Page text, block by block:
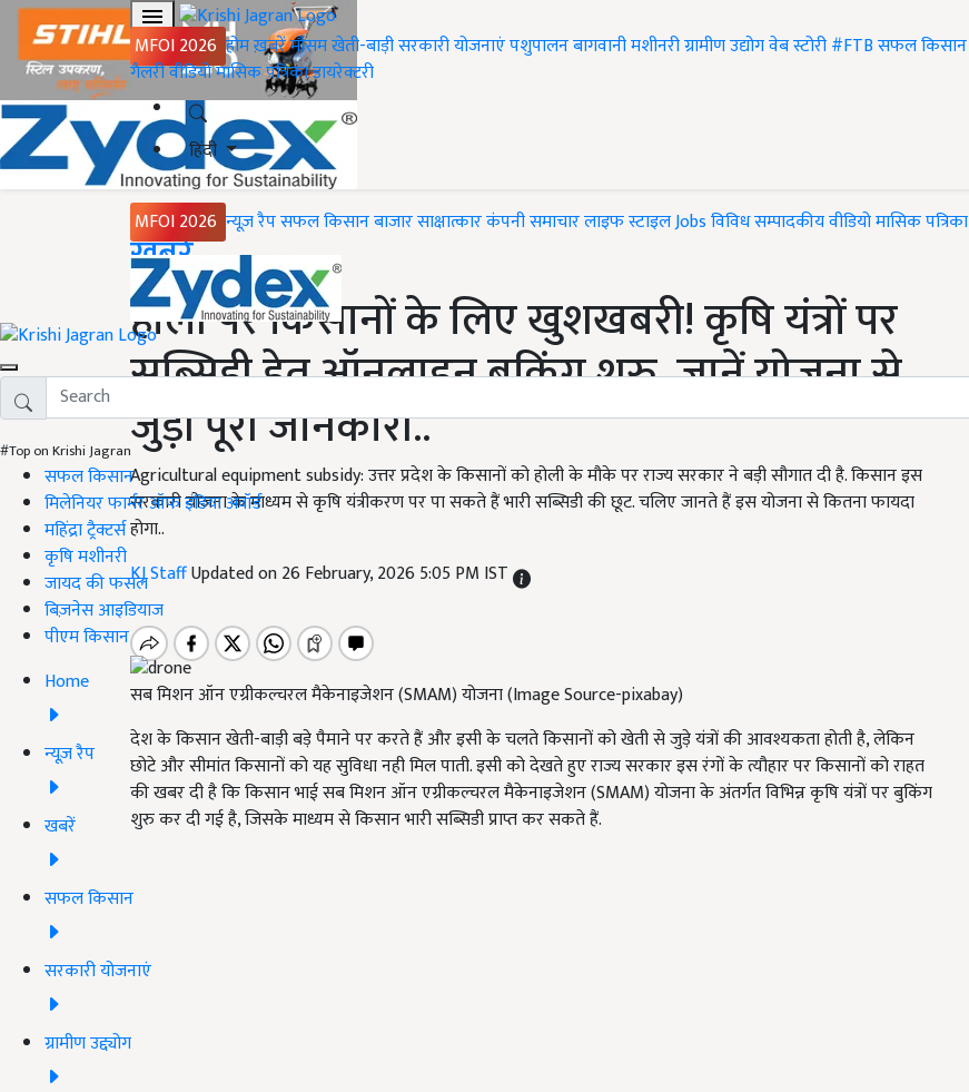
MFOI 2026 होमख़बरेंमौसमखेती-बाड़ीसरकारी योजनाएंपशुपालनबागवानीमशीनरीग्रामीण उद्योगवेब स्टोरी#FTBसफल किसान
गैलरीवीडियोमासिक पत्रिकाडायरेक्टरी
हिंदी
MFOI 2026 न्यूज़ रैपसफल किसानबाजारसाक्षात्कारकंपनी समाचारलाइफ स्टाइलJobsविविधसम्पादकीयवीडियोमासिक पत्रिका
#Top on Krishi Jagran
सफल किसान
मिलेनियर फार्मर ऑफ इंडिया अवॉर्ड
महिंद्रा ट्रैक्टर्स
कृषि मशीनरी
जायद की फसल
बिज़नेस आइडियाज
पीएम किसान
Home
न्यूज़ रैप
खबरें
सफल किसान
सरकारी योजनाएं
ग्रामीण उद्द्योग
Home
ख़बरें
होली पर किसानों के लिए खुशखबरी! कृषि यंत्रों पर
सब्सिडी हेतु ऑनलाइन बुकिंग शुरु, जानें योजना से
जुड़ी पूरी जानकारी..
Agricultural equipment subsidy: उत्तर प्रदेश के किसानों को होली के मौके पर राज्य सरकार ने बड़ी सौगात दी है. किसान इस
सरकारी योजना के माध्यम से कृषि यंत्रीकरण पर पा सकते हैं भारी सब्सिडी की छूट. चलिए जानते हैं इस योजना से कितना फायदा
होगा..
KJ StaffUpdated on 26 February, 2026 5:05 PM IST
सब मिशन ऑन एग्रीकल्चरल मैकेनाइजेशन (SMAM) योजना (Image Source-pixabay)
देश के किसान खेती-बाड़ी बड़े पैमाने पर करते हैं और इसी के चलते किसानों को खेती से जुड़े यंत्रों की आवश्यकता होती है, लेकिन
छोटे और सीमांत किसानों को यह सुविधा नही मिल पाती. इसी को देखते हुए राज्य सरकार इस रंगों के त्यौहार पर किसानों को राहत
की खबर दी है कि किसान भाई सब मिशन ऑन एग्रीकल्चरल मैकेनाइजेशन (SMAM) योजना के अंतर्गत विभिन्न कृषि यंत्रों पर बुकिंग
शुरु कर दी गई है, जिसके माध्यम से किसान भारी सब्सिडी प्राप्त कर सकते हैं.